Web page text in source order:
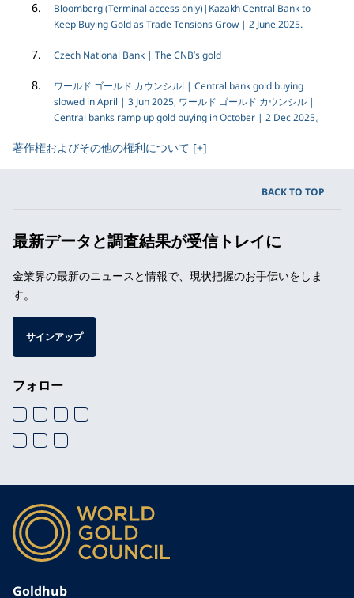
Bloomberg (Terminal access only)|Kazakh Central Bank to
Keep Buying Gold as Trade Tensions Grow | 2 June 2025.
Czech National Bank | The CNB’s gold
ワールド ゴールド カウンシルl | Central bank gold buying
slowed in April | 3 Jun 2025, ワールド ゴールド カウンシル |
Central banks ramp up gold buying in October | 2 Dec 2025。
著作権およびその他の権利について [+]
BACK TO TOP
最新データと調査結果が受信トレイに
金業界の最新のニュースと情報で、現状把握のお手伝いをしま
す。
サインアップ
フォロー
Goldhub